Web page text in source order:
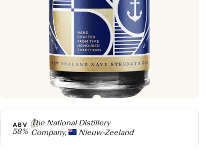
Producer
The National Distillery
Company,
Nieuw-Zeeland
ABV
58%